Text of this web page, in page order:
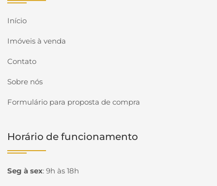
Início
Imóveis à venda
Contato
Sobre nós
Formulário para proposta de compra
Horário de funcionamento
Seg à sex: 9h às 18h